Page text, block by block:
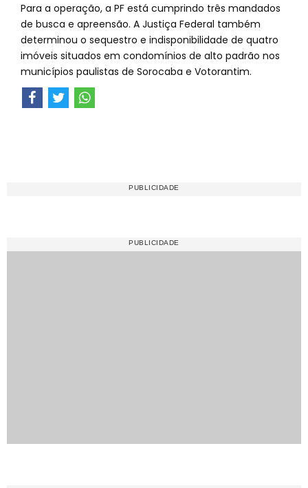
Para a operação, a PF está cumprindo três mandados
de busca e apreensão. A Justiça Federal também
determinou o sequestro e indisponibilidade de quatro
imóveis situados em condomínios de alto padrão nos
municípios paulistas de Sorocaba e Votorantim.